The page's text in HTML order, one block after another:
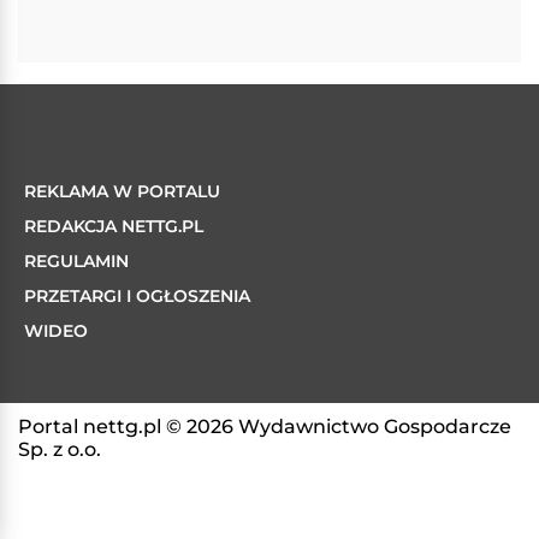
REKLAMA W PORTALU
REDAKCJA NETTG.PL
REGULAMIN
PRZETARGI I OGŁOSZENIA
WIDEO
Portal nettg.pl © 2026 Wydawnictwo Gospodarcze
Sp. z o.o.